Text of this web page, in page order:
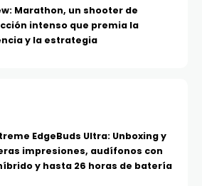
Marathon, un shooter de
intenso que premia la
y la estrategia
EdgeBuds Ultra: Unboxing y
impresiones, audífonos con
y hasta 26 horas de batería